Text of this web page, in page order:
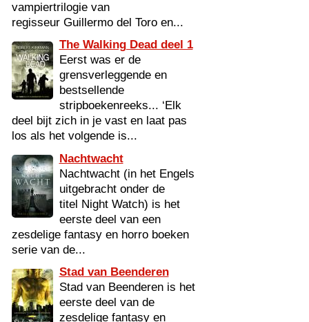
vampiertrilogie van
regisseur Guillermo del Toro en...
The Walking Dead deel 1
Eerst was er de
grensverleggende en
bestsellende
stripboekenreeks... ‘Elk
deel bijt zich in je vast en laat pas
los als het volgende is...
Nachtwacht
Nachtwacht (in het Engels
uitgebracht onder de
titel Night Watch) is het
eerste deel van een
zesdelige fantasy en horro boeken
serie van de...
Stad van Beenderen
Stad van Beenderen is het
eerste deel van de
zesdelige fantasy en